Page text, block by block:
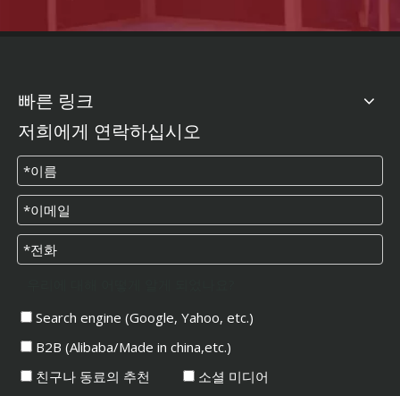
빠른 링크
저희에게 연락하십시오
Search engine (Google, Yahoo, etc.)
B2B (Alibaba/Made in china,etc.)
친구나 동료의 추천
소셜 미디어